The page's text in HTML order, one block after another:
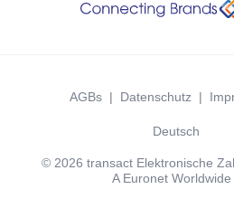
AGBs | Datenschutz |
Deutsch
© 2026 transact Elektronische
A Euronet Worldwide